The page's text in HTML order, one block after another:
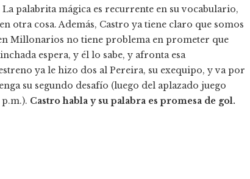
palabrita mágica es recurrente en su vocabulario,
otra cosa. Además, Castro ya tiene claro que somos
Millonarios no tiene problema en prometer que
espera, y él lo sabe, y afronta esa
ya le hizo dos al Pereira, su exequipo, y va por
su segundo desafío (luego del aplazado juego
Castro habla y su palabra es promesa de gol.